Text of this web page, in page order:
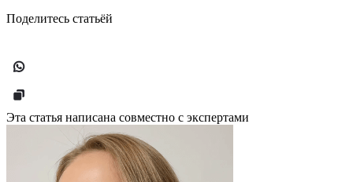
Поделитесь статьёй
Эта статья написана совместно с экспертами